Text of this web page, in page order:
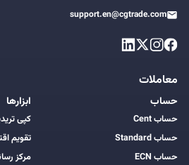
support.en@cgtrade.com
معاملات
حساب
حساب Cent
حساب Standard
حساب ECN
ابزارها
کپی
تقویم
مرکز